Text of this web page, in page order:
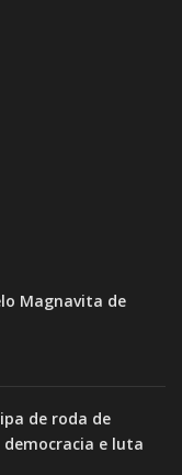
Magnavita de
de roda de
democracia e luta